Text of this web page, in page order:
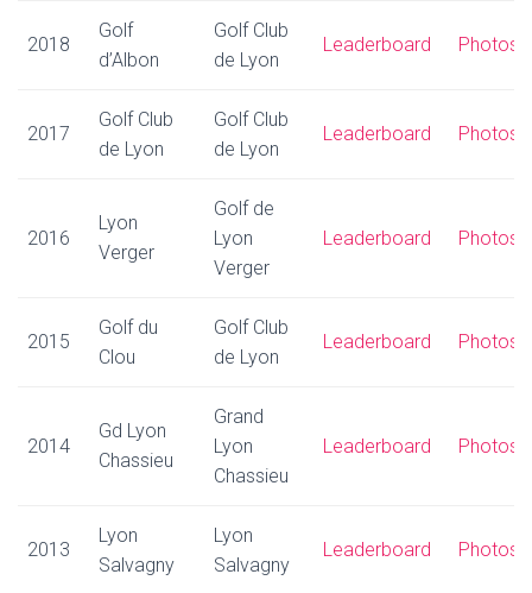
2018
Golf
d’Albon
Golf Club
de Lyon
Leaderboard Photos
2017
Golf Club
de Lyon
Golf Club
de Lyon
Leaderboard Photos
2016
Lyon
Verger
Golf de
Lyon
Verger
Leaderboard Photos
2015
Golf du
Clou
Golf Club
de Lyon
Leaderboard Photos
2014
Gd Lyon
Chassieu
Grand
Lyon
Chassieu
Leaderboard Photos
2013
Lyon
Salvagny
Lyon
Salvagny
Leaderboard Photos